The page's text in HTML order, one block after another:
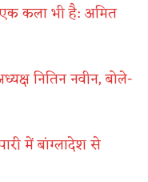
कला भी है: अमित
नितिन नवीन, बोले-
में बांग्लादेश से